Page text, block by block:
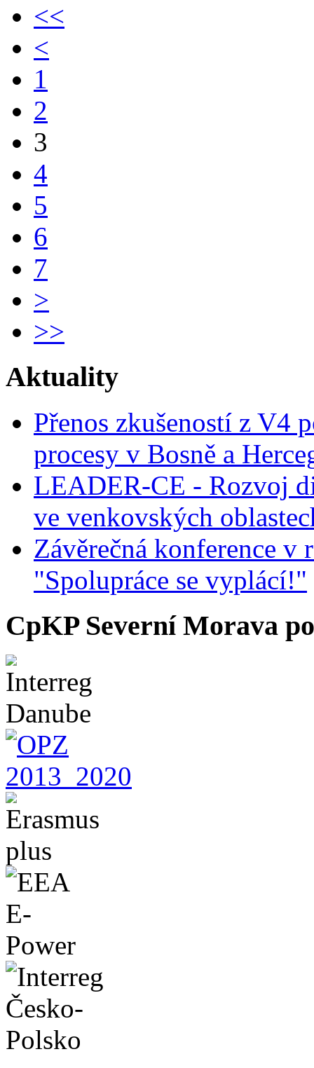
<<
<
1
2
3
4
5
6
7
>
>>
Aktuality
Přenos zkušeností z V4
procesy v Bosně a
LEADER-CE - Rozvoj
ve venkovských
Závěrečná konference v
"Spolupráce se vyplácí!"
CpKP Severní Morava